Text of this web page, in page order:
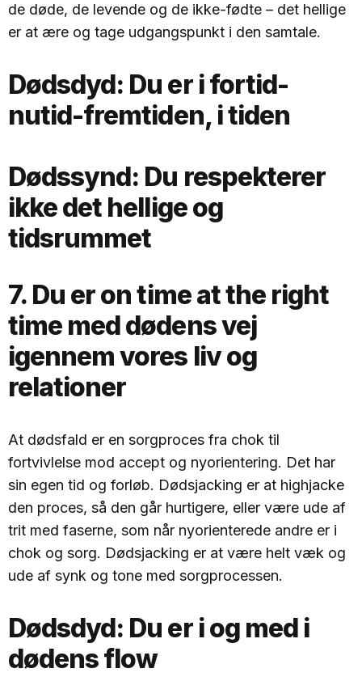
de døde, de levende og de ikke-fødte – det hellige
er at ære og tage udgangspunkt i den samtale.
Dødsdyd: Du er i fortid-
nutid-fremtiden, i tiden
Dødssynd: Du respekterer
ikke det hellige og
tidsrummet
7. Du er on time at the right
time med dødens vej
igennem vores liv og
relationer
At dødsfald er en sorgproces fra chok til
fortvivlelse mod accept og nyorientering. Det har
sin egen tid og forløb. Dødsjacking er at highjacke
den proces, så den går hurtigere, eller være ude af
trit med faserne, som når nyorienterede andre er i
chok og sorg. Dødsjacking er at være helt væk og
ude af synk og tone med sorgprocessen.
Dødsdyd: Du er i og med i
dødens flow